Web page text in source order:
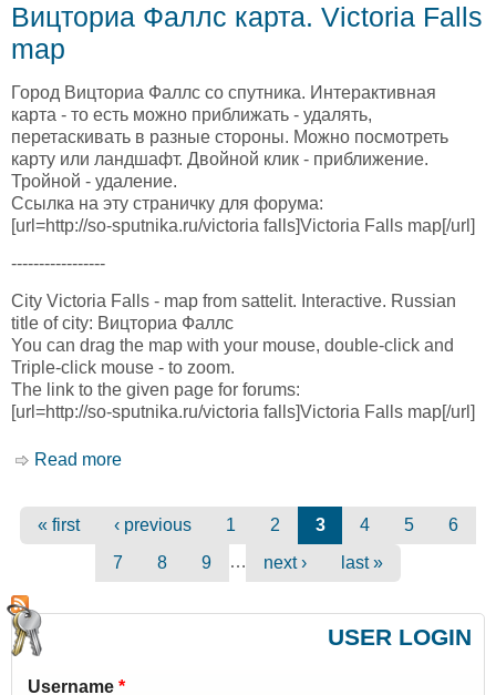
Вицториа Фаллс карта. Victoria Falls
map
Город Вицториа Фаллс со спутника. Интерактивная
карта - то есть можно приближать - удалять,
перетаскивать в разные стороны. Можно посмотреть
карту или ландшафт. Двойной клик - приближение.
Тройной - удаление.
Ссылка на эту страничку для форума:
[url=http://so-sputnika.ru/victoria falls]Victoria Falls map[/url]
-----------------
City Victoria Falls - map from sattelit. Interactive. Russian
title of city: Вицториа Фаллс
You can drag the map with your mouse, double-click and
Triple-click mouse - to zoom.
The link to the given page for forums:
[url=http://so-sputnika.ru/victoria falls]Victoria Falls map[/url]
Read more
Pages
« first ‹ previous 1 2 3 4 5
6
7
8 9 … next › last »
USER LOGIN
Username*